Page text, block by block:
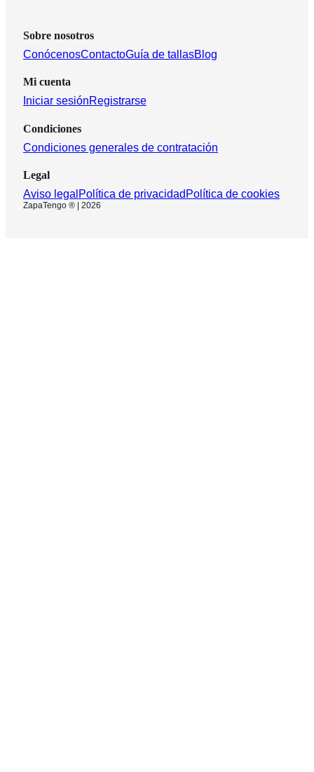
Sobre nosotros
ConócenosContactoGuía de tallasBlog
Mi cuenta
Iniciar sesiónRegistrarse
Condiciones
Condiciones generales de contratación
Legal
Aviso legal Política de privacidad Política de cookies
ZapaTengo ® | 2026